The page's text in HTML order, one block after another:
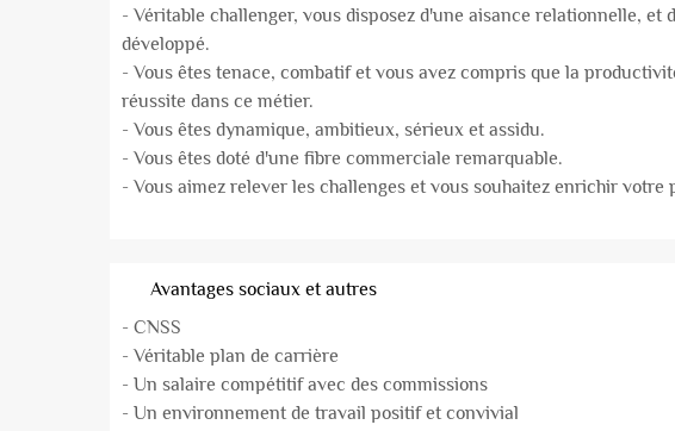
- Véritable challenger, vous disposez d'une aisance relationnelle, et
développé.
- Vous êtes tenace, combatif et vous avez compris que la
réussite dans ce métier.
- Vous êtes dynamique, ambitieux, sérieux et assidu.
- Vous êtes doté d'une fibre commerciale remarquable.
- Vous aimez relever les challenges et vous souhaitez enrichir
Avantages sociaux et autres
- CNSS
- Véritable plan de carrière
- Un salaire compétitif avec des commissions
- Un environnement de travail positif et convivial